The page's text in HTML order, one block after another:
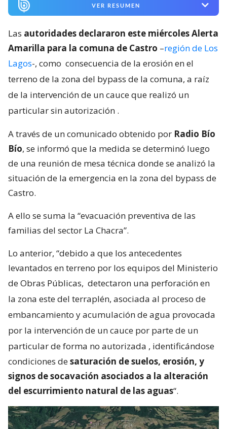
VER RESUMEN
Las autoridades declararon este miércoles Alerta
Amarilla para la comuna de Castro –región de Los
Lagos-, como consecuencia de la erosión en el
terreno de la zona del bypass de la comuna, a raíz
de la intervención de un cauce que realizó un
particular sin autorización .
A través de un comunicado obtenido por Radio Bío
Bío, se informó que la medida se determinó luego
de una reunión de mesa técnica donde se analizó la
situación de la emergencia en la zona del bypass de
Castro.
A ello se suma la “evacuación preventiva de las
familias del sector La Chacra”.
Lo anterior, “debido a que los antecedentes
levantados en terreno por los equipos del Ministerio
de Obras Públicas, detectaron una perforación en
la zona este del terraplén, asociada al proceso de
embancamiento y acumulación de agua provocada
por la intervención de un cauce por parte de un
particular de forma no autorizada , identificándose
condiciones desaturación de suelos, erosión, y
signos de socavación asociados a la alteración
del escurrimiento natural de las aguas“.